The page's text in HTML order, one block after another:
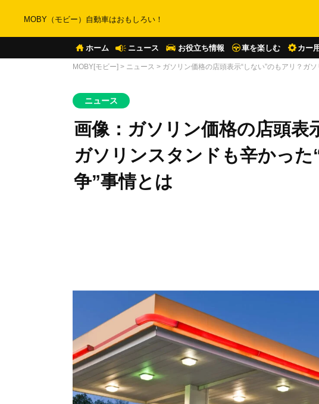
MOBY（モビー）自動車はおもしろい！
ホーム ニュース お役立ち情報 車を楽しむ カー
MOBY[モビー] > ニュース > ガソリン価格の店頭表示“しない”のもアリ？ガ
ニュース
画像：ガソリン価格の店頭表
ガソリンスタンドも辛かった
争”事情とは